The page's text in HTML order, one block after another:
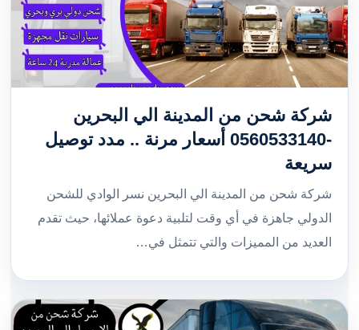
شركة شحن من المدينة الي البحرين
-0560533140 أسعار مرنة .. مدد توصيل
سريعة
شركة شحن من المدينة الي البحرين نسر الوادي للشحن
الدولي جاهزة في أي وقت لتلبية دعوة عملائها، حيث تقدم
العديد من المميزات والتي تتمثل في…